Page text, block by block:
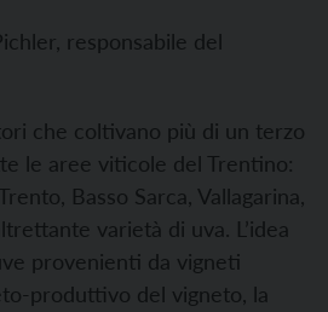
responsabile del
che coltivano più di un terzo
le aree viticole del Trentino:
Basso Sarca, Vallagarina,
varietà di uva. L’idea
provenienti da vigneti
produttivo del vigneto, la